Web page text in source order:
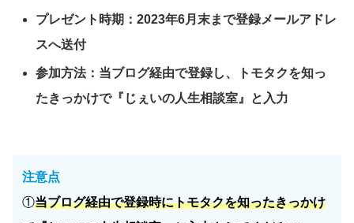
プレゼント時期：2023年6月末まで登録メールアドレ
スへ送付
参加方法：当ブログ経由で登録し、トモタクを知っ
たきっかけで『じぇいの人生相談室』と入力
注意点
①当ブログ経由で登録時にトモタクを知ったきっかけ